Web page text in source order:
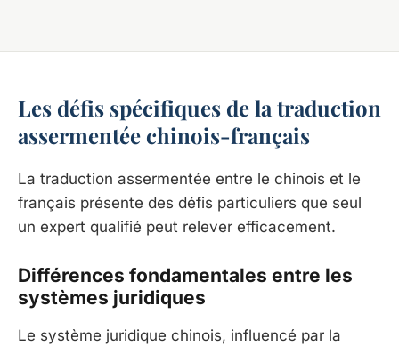
Les défis spécifiques de la traduction
assermentée chinois-français
La traduction assermentée entre le chinois et le
français présente des défis particuliers que seul
un expert qualifié peut relever efficacement.
Différences fondamentales entre les
systèmes juridiques
Le système juridique chinois, influencé par la